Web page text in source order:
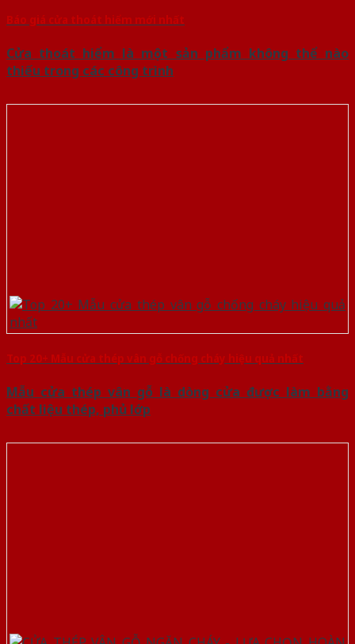
Báo giá cửa thoát hiểm mới nhất
Cửa thoát hiểm là một sản phẩm không thể nào
thiếu trong các công trình
Top 20+ Mẫu cửa thép vân gỗ chống cháy hiệu quả nhất
Mẫu cửa thép vân gỗ là dòng cửa được làm bằng
chất liệu thép, phủ lớp